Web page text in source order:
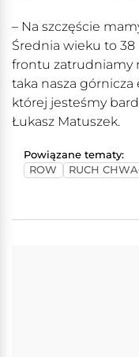
– Na szczęście
Średnia wieku to
frontu zatrudniamy
taka nasza górnicza
której jesteśmy
Łukasz Matuszek.
Powiązane tematy:
ROW
RUCH